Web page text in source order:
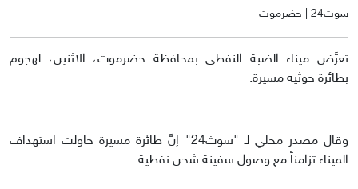
سوث24 | حضرموت
تعرَّض ميناء الضبة النفطي بمحافظة حضرموت، الاثنين، لهجوم
بطائرة حوثية مسيرة.
وقال مصدر محلي لـ "سوث24" إنَّ طائرة مسيرة حاولت استهداف
الميناء تزامناً مع وصول سفينة شحن نفطية.